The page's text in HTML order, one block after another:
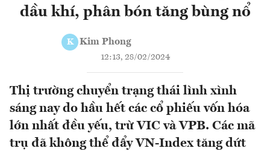
dầu khí, phân bón tăng bùng nổ
K Kim Phong
12:13, 28/02/2024
Thị trường chuyển trạng thái lình xình
sáng nay do hầu hết các cổ phiếu vốn hóa
lớn nhất đều yếu, trừ VIC và VPB. Các mã
trụ đã không thể đẩy VN-Index tăng dứt